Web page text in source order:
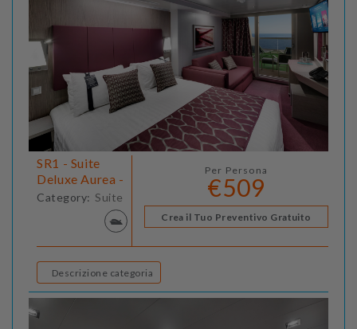
SR1 - Suite
Deluxe Aurea -
Category: Suite
Per Persona
€509
Crea il Tuo Preventivo Gratuito
Descrizione categoria